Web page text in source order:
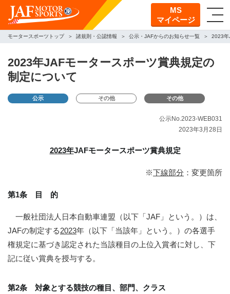
MS
マイページ
モータースポーツトップ 諸規則・公認情報 公示・JAFからのお知らせ一覧 2023年
2023年JAFモータースポーツ賞典規定の
制定について
公示 その他 その他
公示No.2023-WEB031
2023年3月28日
2023年JAFモータースポーツ賞典規定
※下線部分 ：変更箇所
第1条 目 的
一般社団法人日本自動車連盟（以下「JAF」という。）は、
JAFの制定する2023年（以下「当該年」という。）の各選手
権規定に基づき認定された当該種目の上位入賞者に対し、下
記に従い賞典を授与する。
第2条 対象とする競技の種目、部門、クラス